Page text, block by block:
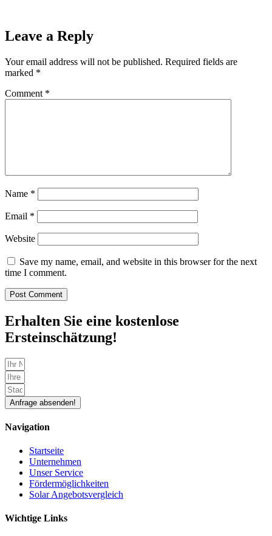
Leave a Reply
Your email address will not be published. Required fields are
marked *
Comment *
Name *
Email *
Website
Save my name, email, and website in this browser for the next
time I comment.
Erhalten Sie eine kostenlose
Ersteinschätzung!
Anfrage absenden!
Navigation
Startseite
Unternehmen
Unser Service
Fördermöglichkeiten
Solar Angebotsvergleich
Wichtige Links